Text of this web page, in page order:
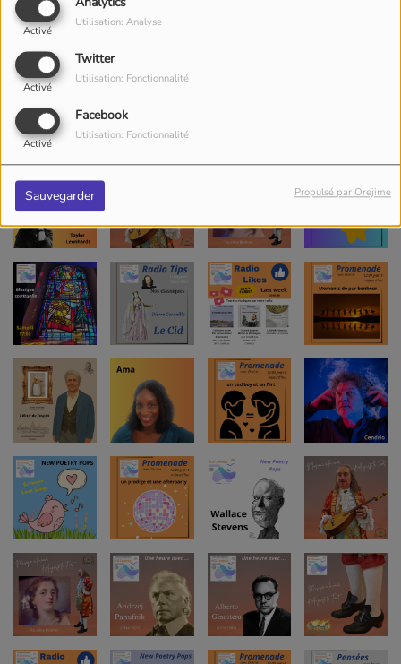
Activé
Utilisation: Analyse
Twitter
Activé
Utilisation: Fonctionnalité
Facebook
Activé
Utilisation: Fonctionnalité
Sauvegarder Propulsé par Orejime